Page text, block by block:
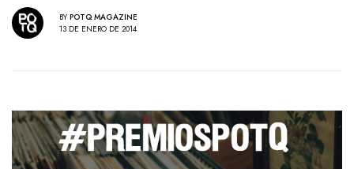
BY POTQ MAGAZINE
13 DE ENERO DE 2014